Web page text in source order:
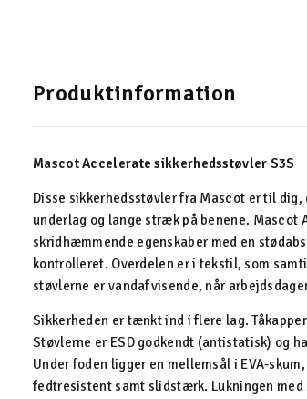
Produktinformation
Mascot Accelerate sikkerhedsstøvler S3S
Disse sikkerhedsstøvler fra Mascot er til
underlag og lange stræk på benene. Mascot
skridhæmmende egenskaber med en
kontrolleret. Overdelen er i tekstil, som
støvlerne er vandafvisende, når
Sikkerheden er tænkt ind i flere lag.
Støvlerne er ESD godkendt (antistatisk) og
Under foden ligger en mellemsål i EVA-
fedtresistent samt slidstærk. Lukningen